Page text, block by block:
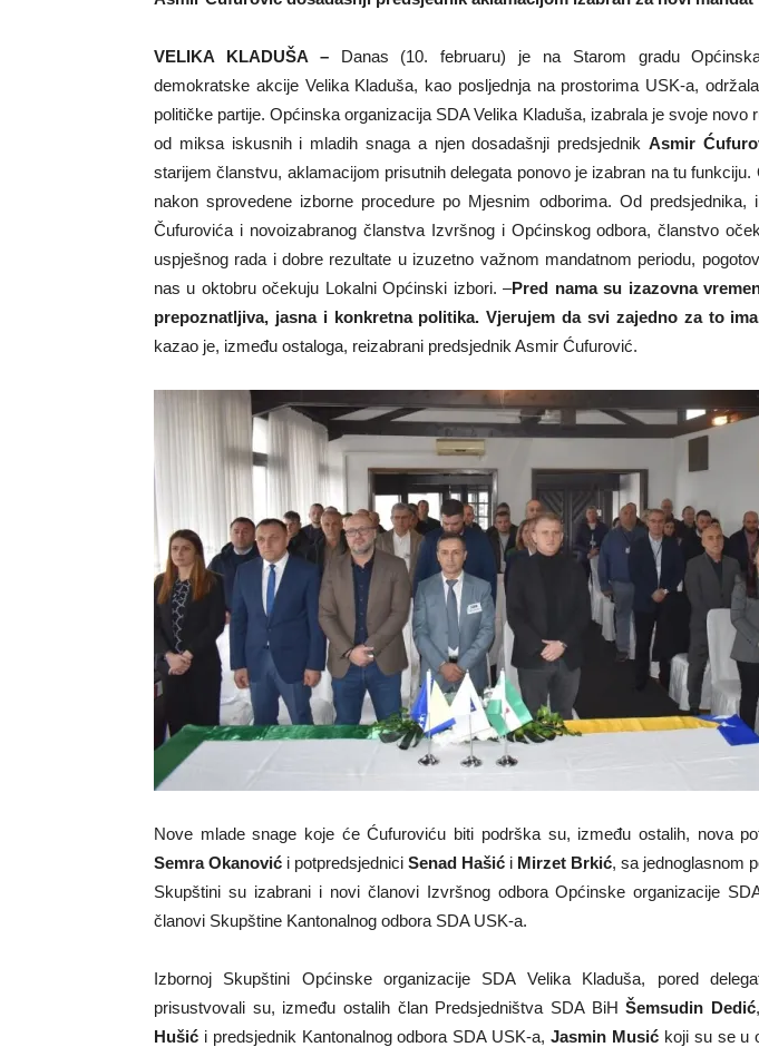
VELIKA KLADUŠA – Danas (10. februaru) je na Starom gradu
demokratske akcije Velika Kladuša, kao posljednja na prostorima USK-a,
političke partije. Općinska organizacija SDA Velika Kladuša, izabrala je svoje novo
od miksa iskusnih i mladih snaga a njen dosadašnji predsjednik Asmir
starijem članstvu, aklamacijom prisutnih delegata ponovo je izabran na tu funkciju.
nakon sprovedene izborne procedure po Mjesnim odborima. Od predsjednika,
Čufurovića i novoizabranog članstva Izvršnog i Općinskog odbora, članstvo
uspješnog rada i dobre rezultate u izuzetno važnom mandatnom periodu,
nas u oktobru očekuju Lokalni Općinski izbori. –Pred nama su izazovna
prepoznatljiva, jasna i konkretna politika. Vjerujem da svi zajedno za to
kazao je, između ostaloga, reizabrani predsjednik Asmir Ćufurović.
Nove mlade snage koje će Ćufuroviću biti podrška su, između ostalih, nova
Semra Okanović i potpredsjednici Senad Hašić i Mirzet Brkić, sa jednoglasnom
Skupštini su izabrani i novi članovi Izvršnog odbora Općinske organizacije
članovi Skupštine Kantonalnog odbora SDA USK-a.
Izbornoj Skupštini Općinske organizacije SDA Velika Kladuša, pored
prisustvovali su, između ostalih član Predsjedništva SDA BiHŠemsudin Dedić
Hušić i predsjednik Kantonalnog odbora SDA USK-a,Jasmin Musićkoji su se u